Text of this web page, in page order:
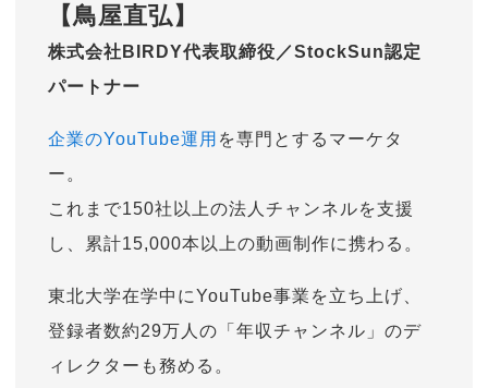
【鳥屋直弘】
株式会社BIRDY代表取締役／StockSun認定
パートナー
企業のYouTube運用 を専門とするマーケタ
ー。
これまで150社以上の法人チャンネルを支援
し、累計15,000本以上の動画制作に携わる。
東北大学在学中にYouTube事業を立ち上げ、
登録者数約29万人の「年収チャンネル」のデ
ィレクターも務める。